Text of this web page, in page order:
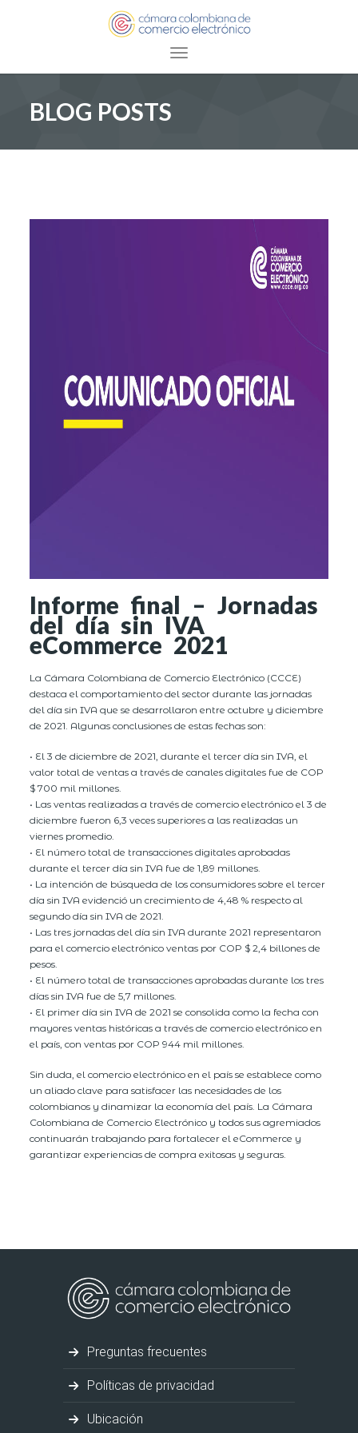
Toggle navigation
BLOG POSTS
Informe final – Jornadas
del día sin IVA
eCommerce 2021
La Cámara Colombiana de Comercio Electrónico (CCCE)
destaca el comportamiento del sector durante las jornadas
del día sin IVA que se desarrollaron entre octubre y diciembre
de 2021. Algunas conclusiones de estas fechas son:
• El 3 de diciembre de 2021, durante el tercer día sin IVA, el
valor total de ventas a través de canales digitales fue de COP
$ 700 mil millones.
• Las ventas realizadas a través de comercio electrónico el 3 de
diciembre fueron 6,3 veces superiores a las realizadas un
viernes promedio.
• El número total de transacciones digitales aprobadas
durante el tercer día sin IVA fue de 1,89 millones.
• La intención de búsqueda de los consumidores sobre el tercer
día sin IVA evidenció un crecimiento de 4,48 % respecto al
segundo día sin IVA de 2021.
• Las tres jornadas del día sin IVA durante 2021 representaron
para el comercio electrónico ventas por COP $ 2,4 billones de
pesos.
• El número total de transacciones aprobadas durante los tres
días sin IVA fue de 5,7 millones.
• El primer día sin IVA de 2021 se consolida como la fecha con
mayores ventas históricas a través de comercio electrónico en
el país, con ventas por COP 944 mil millones.
Sin duda, el comercio electrónico en el país se establece como
un aliado clave para satisfacer las necesidades de los
colombianos y dinamizar la economía del país. La Cámara
Colombiana de Comercio Electrónico y todos sus agremiados
continuarán trabajando para fortalecer el eCommerce y
garantizar experiencias de compra exitosas y seguras.
Preguntas frecuentes
Políticas de privacidad
Ubicación